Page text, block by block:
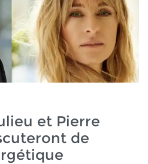
et Pierre
de